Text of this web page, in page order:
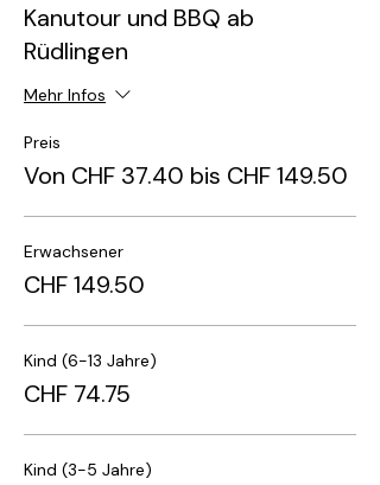
Kanutour und BBQ ab
Rüdlingen
Mehr Infos
Preis
Von CHF 37.40 bis CHF 149.50
Erwachsener
CHF 149.50
Kind (6-13 Jahre)
CHF 74.75
Kind (3-5 Jahre)